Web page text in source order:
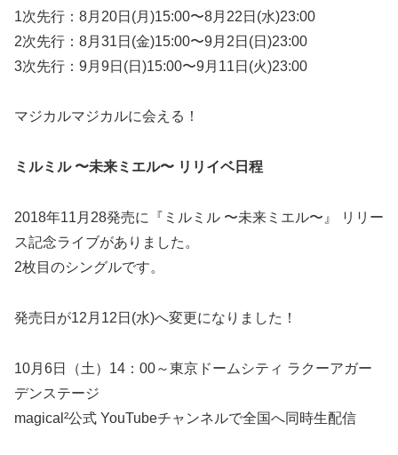
1次先行：8月20日(月)15:00〜8月22日(水)23:00
2次先行：8月31日(金)15:00〜9月2日(日)23:00
3次先行：9月9日(日)15:00〜9月11日(火)23:00
マジカルマジカルに会える！
ミルミル 〜未来ミエル〜 リリイベ日程
2018年11月28発売に『ミルミル 〜未来ミエル〜』 リリー
ス記念ライブがありました。
2枚目のシングルです。
発売日が12月12日(水)へ変更になりました！
10月6日（土）14：00～東京ドームシティ ラクーアガー
デンステージ
magical²公式 YouTubeチャンネルで全国へ同時生配信